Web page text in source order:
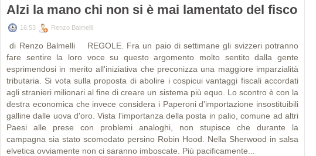
Alzi la mano chi non si è mai lamentato del fisco
16:53 Renzo Balmelli
di Renzo Balmelli REGOLE. Fra un paio di settimane gli svizzeri potranno
fare sentire la loro voce su questo argomento molto sentito dalla gente
esprimendosi in merito all'iniziativa che preconizza una maggiore imparzialità
tributaria. Si vota sulla proposta di abolire i cospicui vantaggi fiscali accordati
agli stranieri milionari al fine di creare un sistema più equo. Lo scontro è con la
destra economica che invece considera i Paperoni d'importazione insostituibili
galline dalle uova d'oro. Vista l'importanza della posta in palio, comune ad altri
Paesi alle prese con problemi analoghi, non stupisce che durante la
campagna sia stato scomodato persino Robin Hood. Nella Sherwood in salsa
elvetica ovviamente non ci saranno imboscate. Più pacificamente...